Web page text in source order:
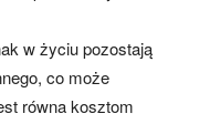
w życiu pozostają
co może
równa kosztom